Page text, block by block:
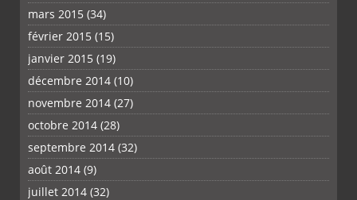
mars 2015 (34)
février 2015 (15)
janvier 2015 (19)
décembre 2014 (10)
novembre 2014 (27)
octobre 2014 (28)
septembre 2014 (32)
août 2014 (9)
juillet 2014 (32)